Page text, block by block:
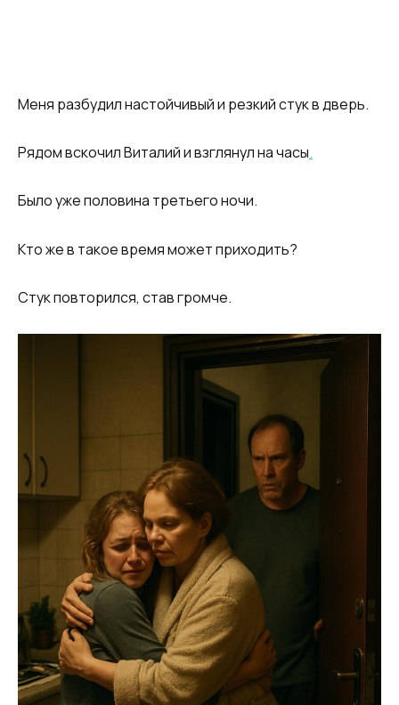
Меня разбудил настойчивый и резкий стук в дверь.
Рядом вскочил Виталий и взглянул на часы.
Было уже половина третьего ночи.
Кто же в такое время может приходить?
Стук повторился, став громче.